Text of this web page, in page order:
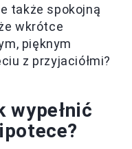
także spokojną
wkrótce
pięknym
z przyjaciółmi?
wypełnić